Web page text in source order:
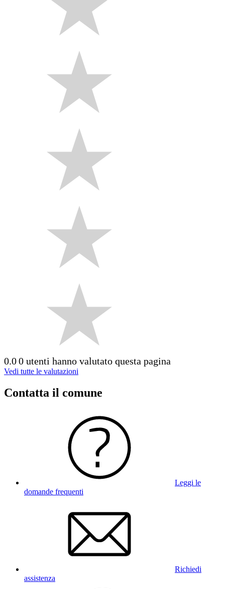
0.00 utenti hanno valutato questa pagina
Vedi tutte le valutazioni
Contatta il comune
Leggi le
domande frequenti
Richiedi
assistenza